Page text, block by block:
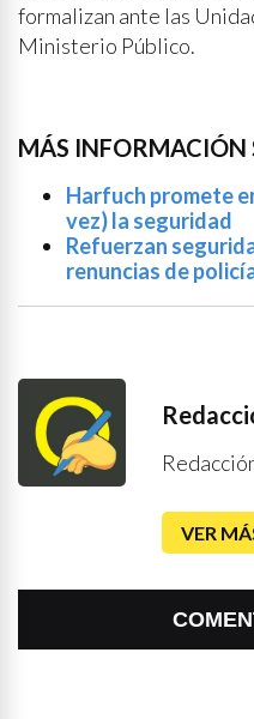
formalizan ante las
Ministerio Público.
MÁS INFORMACIÓN
Harfuch promete
vez) la seguridad
Refuerzan
renuncias de
VER